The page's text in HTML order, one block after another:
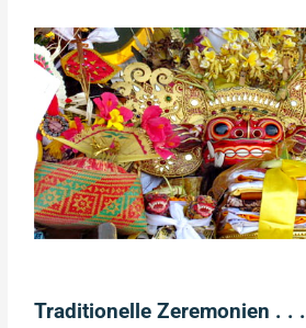
Traditionelle Zeremonien . . .